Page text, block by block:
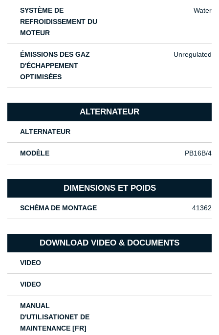
SYSTÈME DE
REFROIDISSEMENT DU
MOTEUR
Water
ÉMISSIONS DES GAZ
D'ÉCHAPPEMENT
OPTIMISÉES
Unregulated
ALTERNATEUR
ALTERNATEUR
MODÈLE PB16B/4
DIMENSIONS ET POIDS
SCHÉMA DE MONTAGE 41362
DOWNLOAD VIDEO & DOCUMENTS
VIDEO
VIDEO
MANUAL
D'UTILISATIONET DE
MAINTENANCE [FR]